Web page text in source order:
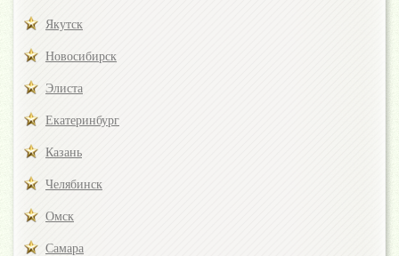
Якутск
Новосибирск
Элиста
Екатеринбург
Казань
Челябинск
Омск
Самара